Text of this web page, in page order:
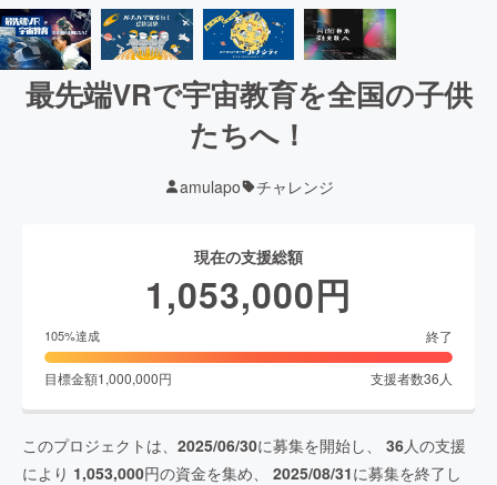
最先端VRで宇宙教育を全国の子供
たちへ！
amulapo チャレンジ
現在の支援総額
1,053,000円
105%達成 終了
目標金額1,000,000円 支援者数36 人
このプロジェクトは、 2025/06/30に募集を開始し、 36人の支援
により 1,053,000円の資金を集め、 2025/08/31に募集を終了し